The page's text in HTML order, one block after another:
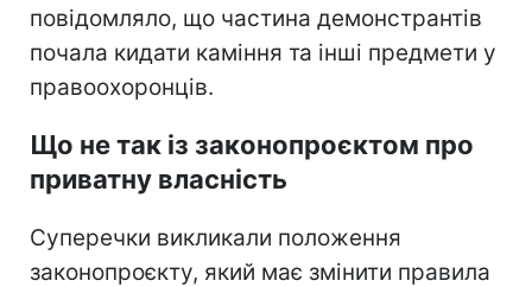
повідомляло, що частина демонстрантів
почала кидати каміння та інші предмети у
правоохоронців.
Що не так із законопроєктом про
приватну власність
Суперечки викликали положення
законопроєкту, який має змінити правила